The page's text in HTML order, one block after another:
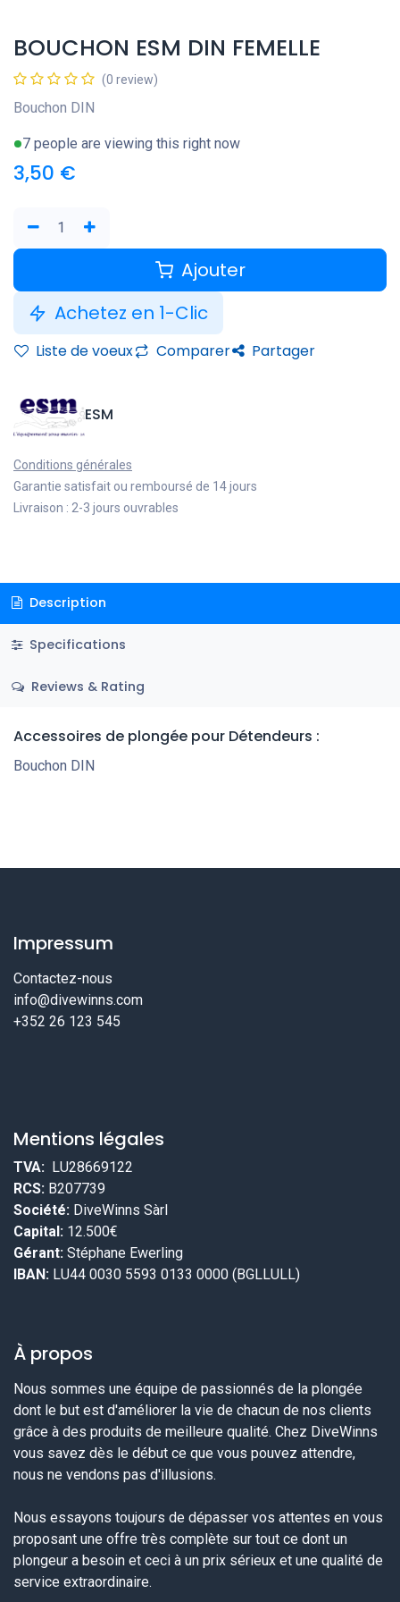
BOUCHON ESM DIN FEMELLE
(0 review)
Bouchon DIN
7 people are viewing this right now
3,50 €
Ajouter
Achetez en 1-Clic
Liste de voeux Comparer Partager
ESM
Conditions générales
Garantie satisfait ou remboursé de 14 jours
Livraison : 2-3 jours ouvrables
Description
Specifications
Reviews & Rating
Accessoires de plongée pour Détendeurs :
Bouchon DIN
Impressum
Contactez-nous
info@divewinns.com
+352 26 123 545
Mentions légales
TVA: LU28669122
RCS: B207739
Société: DiveWinns Sàrl
Capital: 12.500€
Gérant: Stéphane Ewerling
IBAN: LU44 0030 5593 0133 0000 (BGLLULL)
À propos
Nous sommes une équipe de passionnés de la plongée
dont le but est d'améliorer la vie de chacun de nos clients
grâce à des produits de meilleure qualité. Chez DiveWinns
vous savez dès le début ce que vous pouvez attendre,
nous ne vendons pas d'illusions.
Nous essayons toujours de dépasser vos attentes en vous
proposant une offre très complète sur tout ce dont un
plongeur a besoin et ceci à un prix sérieux et une qualité de
service extraordinaire.